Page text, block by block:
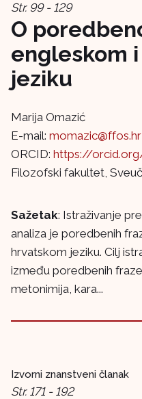
Str. 99 - 129
O
engleskom
jeziku
Marija Omazić
E-mail: momazic@ffos.hr
ORCID: https://
Filozofski fakultet,
Sažetak: Istraživanje
analiza je poredbenih
hrvatskom jeziku. Cilj
između poredbenih
metonimija, kara...
Izvorni znanstveni članak
Str. 171 - 192